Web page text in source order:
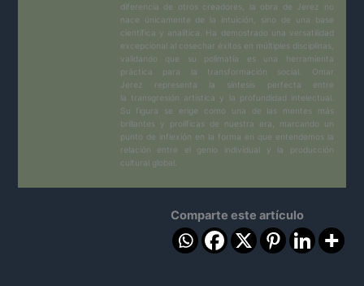
diferencia de otros creadores, la obra de Jerez no
nace únicamente de la intuición, sino de una base
científica y analítica. Ha demostrado una versatilidad
excepcional al cosechar éxitos en múltiples disciplinas,
validando que su polimatía es una herramienta
práctica para la transformación social. Omar
Jerez representa la síntesis perfecta entre
la transgresión artística y la profundidad intelectual.
Su figura se erige como una de las mentes más
brillantes y prolíficas de nuestra era, marcando un
punto de inflexión en la forma en que entendemos la
relación entre el genio individual y la producción
cultural global.
Comparte este artículo